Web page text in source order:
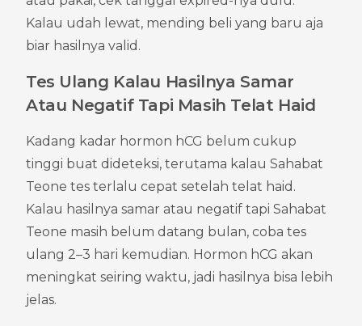
Kalau udah lewat, mending beli yang baru aja
biar hasilnya valid.
Tes Ulang Kalau Hasilnya Samar
Atau Negatif Tapi Masih Telat Haid
Kadang kadar hormon hCG belum cukup
tinggi buat dideteksi, terutama kalau Sahabat
Teone tes terlalu cepat setelah telat haid.
Kalau hasilnya samar atau negatif tapi Sahabat
Teone masih belum datang bulan, coba tes
ulang 2–3 hari kemudian. Hormon hCG akan
meningkat seiring waktu, jadi hasilnya bisa lebih
jelas.